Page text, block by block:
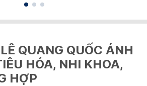
QUANG QUỐC ÁNH
HÓA, NHI KHOA,
HỢP